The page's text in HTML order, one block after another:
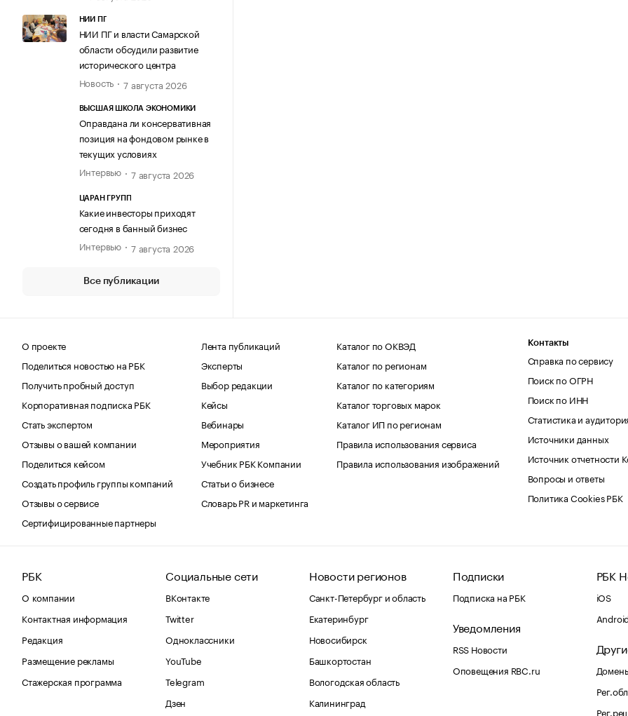
НИИ ПГ
НИИ ПГ и власти Самарской
области обсудили развитие
исторического центра
Новость
7 августа 2026
ВЫСШАЯ ШКОЛА ЭКОНОМИКИ
Оправдана ли консервативная
позиция на фондовом рынке в
текущих условиях
Интервью
7 августа 2026
ЦАРАН ГРУПП
Какие инвесторы приходят
сегодня в банный бизнес
Интервью
7 августа 2026
Все публикации
О проекте
Поделиться новостью на РБК
Получить пробный доступ
Корпоративная подписка РБК
Стать экспертом
Отзывы о вашей компании
Поделиться кейсом
Создать профиль группы компаний
Отзывы о сервисе
Сертифицированные партнеры
Лента публикаций
Эксперты
Выбор редакции
Кейсы
Вебинары
Мероприятия
Учебник РБК Компании
Статьи о бизнесе
Словарь PR и маркетинга
Каталог по ОКВЭД
Каталог по регионам
Каталог по категориям
Каталог торговых марок
Каталог ИП по регионам
Правила использования сервиса
Правила использования изображений
Контакты
Справка по сервису
Поиск по ОГРН
Поиск по ИНН
Статистика и
Источники данных
Источник отчетности
Вопросы и ответы
Политика Cookies РБК
РБК
О компании
Контактная информация
Редакция
Размещение рекламы
Стажерская программа
Социальные сети
ВКонтакте
Twitter
Одноклассники
YouTube
Telegram
Дзен
Новости регионов
Санкт-Петербург и область
Екатеринбург
Новосибирск
Башкортостан
Вологодская область
Калининград
Подписки
Подписка на РБК
Уведомления
RSS Новости
Оповещения RBC.ru
РБК
iOS